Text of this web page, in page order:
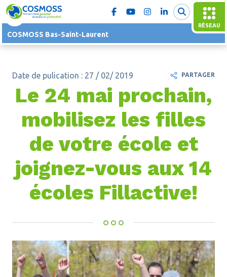
RÉSEAU
COSMOSS Bas-Saint-Laurent
Date de pulication : 27 / 02/ 2019
Le 24 mai prochain,
mobilisez les filles
de votre école et
joignez-vous aux 14
écoles Fillactive!
PARTAGER